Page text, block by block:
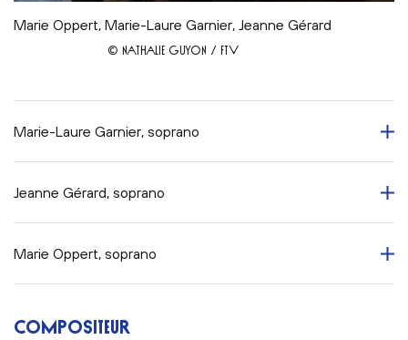
Marie Oppert, Marie-Laure Garnier, Jeanne Gérard
© NATHALIE GUYON / FTV
Marie-Laure Garnier, soprano
Jeanne Gérard, soprano
Marie Oppert, soprano
COMPOSITEUR